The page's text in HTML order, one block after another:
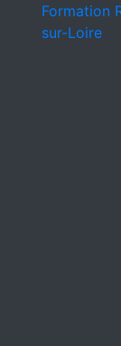
Formation
sur-Loire